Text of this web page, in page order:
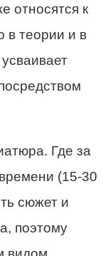
относятся к
в теории и в
Где за
(15-30
сюжет и
поэтому